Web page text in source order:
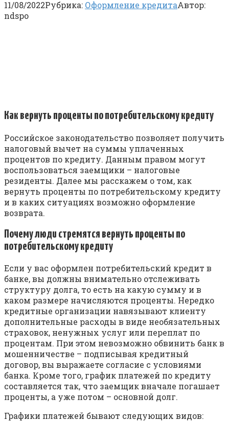
11/08/2022Рубрика: Оформление кредитаАвтор:
ndspo
Как вернуть проценты по потребительскому кредиту
Российское законодательство позволяет получить
налоговый вычет на суммы уплаченных
процентов по кредиту. Данным правом могут
воспользоваться заемщики – налоговые
резиденты. Далее мы расскажем о том, как
вернуть проценты по потребительскому кредиту
и в каких ситуациях возможно оформление
возврата.
Почему люди стремятся вернуть проценты по
потребительскому кредиту
Если у вас оформлен потребительский кредит в
банке, вы должны внимательно отслеживать
структуру долга, то есть на какую сумму и в
каком размере начисляются проценты. Нередко
кредитные организации навязывают клиенту
дополнительные расходы в виде необязательных
страховок, ненужных услуг или переплат по
процентам. При этом невозможно обвинить банк в
мошенничестве – подписывая кредитный
договор, вы выражаете согласие с условиями
банка. Кроме того, график платежей по кредиту
составляется так, что заемщик вначале погашает
проценты, а уже потом – основной долг.
Графики платежей бывают следующих видов: